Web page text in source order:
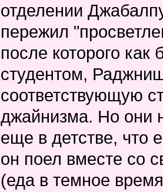
отделении
пережил
после которого как
студентом,
соответствующую
джайнизма. Но они
еще в детстве, что
он поел вместе со
(еда в темное